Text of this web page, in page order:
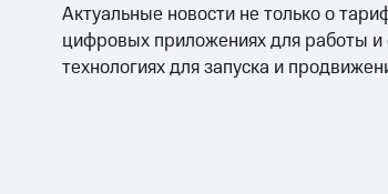
Актуальные новости не только о
цифровых приложениях для работы
технологиях для запуска и